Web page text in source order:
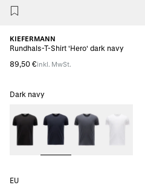
KIEFERMANN
Rundhals-T-Shirt 'Hero' dark navy
89,50 €inkl. MwSt.
Dark navy
EU